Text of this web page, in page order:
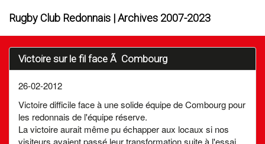
Rugby Club Redonnais | Archives 2007-2023
Victoire sur le fil face Ã Combourg
26-02-2012
Victoire difficile face à une solide équipe de Combourg pour
les redonnais de l'équipe réserve.
La victoire aurait même pu échapper aux locaux si nos
visiteurs avaient passé leur transformation suite à l'essai